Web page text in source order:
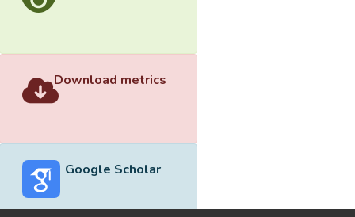
Download metrics
Google Scholar